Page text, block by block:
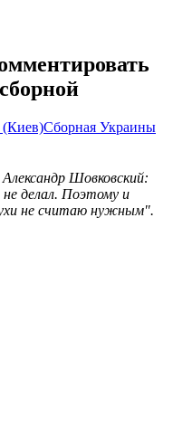
Сборная Украины
Шовковский:
не делал. Поэтому и
не считаю нужным".